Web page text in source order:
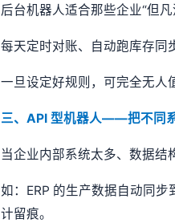
后台机器人适合那些企业“但
每天定时对账、自动跑库存同
一旦设定好规则，可完全无人
三、API 型机器人——把不同
当企业内部系统太多、数据结
如：ERP 的生产数据自动同
计留痕。